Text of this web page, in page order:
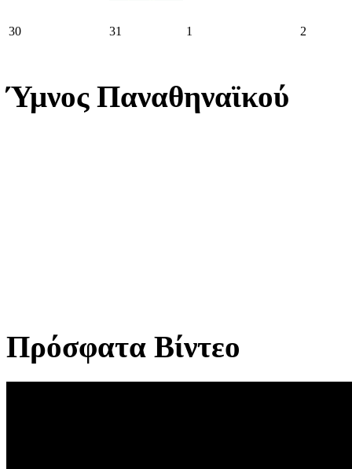
30 31 1 2
Ύμνος Παναθηναϊκού
Πρόσφατα Βίντεο